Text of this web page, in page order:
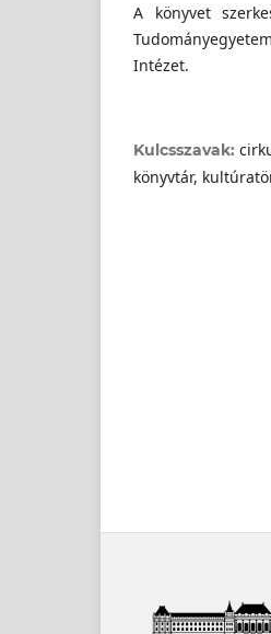
A könyvet
Intézet.
Kulcsszavak:
könyvtár,